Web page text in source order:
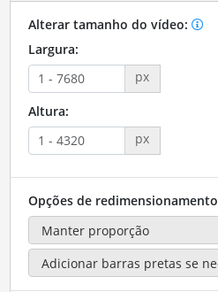
Alterar tamanho do vídeo:
Largura:
px
Altura:
px
Opções de redimensionamento